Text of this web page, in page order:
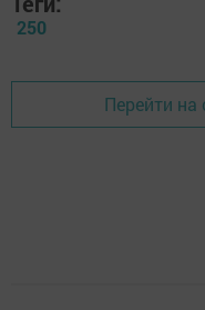
250
Перейти на